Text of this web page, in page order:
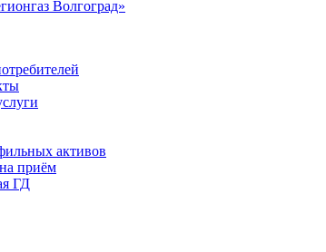
активов
приём
ГД